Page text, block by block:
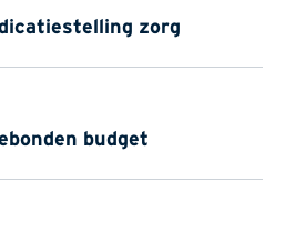
zorg
budget